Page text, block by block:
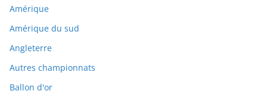
Amérique
Amérique du sud
Angleterre
Autres championnats
Ballon d'or